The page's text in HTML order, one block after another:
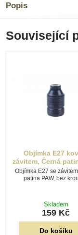
Popis
Související
Objímka E27
závitem, Černá
Objímka E27 se
patina PAW, bez
Skladem
159 Kč
Do košíku